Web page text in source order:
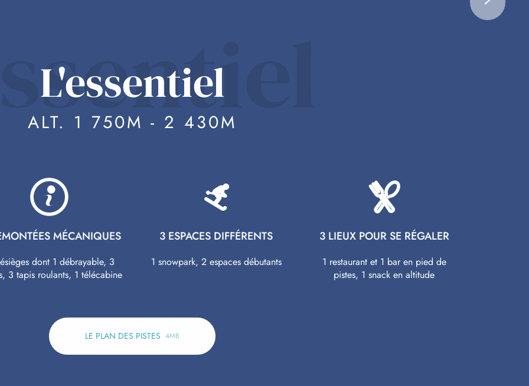
Essentiel
L'essentiel
ALT. 1 750M - 2 430M
MÉCANIQUES
dont 1 débrayable, 3
3 tapis roulants, 1 télécabine
3 ESPACES DIFFÉRENTS
1 snowpark, 2 espaces débutants
3 LIEUX POUR SE RÉGALER
1 restaurant et 1 bar en pied de
pistes, 1 snack en altitude
LE PLAN DES PISTES 4MB